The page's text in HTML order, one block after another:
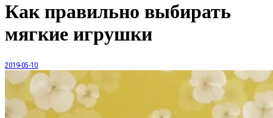
Как правильно выбирать
мягкие игрушки
2019-05-10